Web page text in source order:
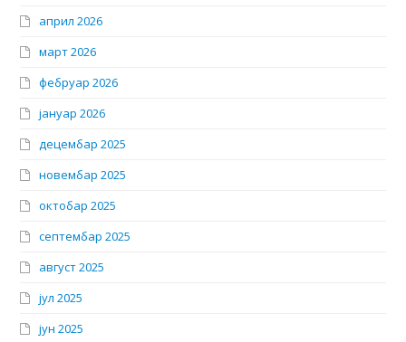
април 2026
март 2026
фебруар 2026
јануар 2026
децембар 2025
новембар 2025
октобар 2025
септембар 2025
август 2025
јул 2025
јун 2025